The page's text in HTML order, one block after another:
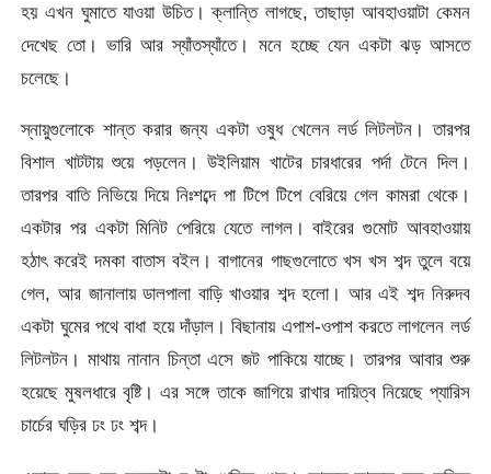
হয় এখন ঘুমাতে যাওয়া উচিত। ক্লান্তি লাগছে, তাছাড়া আবহাওয়াটা কেমন
দেখেছ তো। ভারি আর স্যাঁতস্যাঁতে। মনে হচ্ছে যেন একটা ঝড় আসতে
চলেছে।
স্নায়ুগুলোকে শান্ত করার জন্য একটা ওষুধ খেলেন লর্ড লিটলটন। তারপর
বিশাল খাটটায় শুয়ে পড়লেন। উইলিয়াম খাটের চারধারের পর্দা টেনে দিল।
তারপর বাতি নিভিয়ে দিয়ে নিঃশব্দে পা টিপে টিপে বেরিয়ে গেল কামরা থেকে।
একটার পর একটা মিনিট পেরিয়ে যেতে লাগল। বাইরের গুমোট আবহাওয়ায়
হঠাৎ করেই দমকা বাতাস বইল। বাগানের গাছগুলোতে খস খস শব্দ তুলে বয়ে
গেল, আর জানালায় ডালপালা বাড়ি খাওয়ার শব্দ হলো। আর এই শব্দ নিরুদব
একটা ঘুমের পথে বাধা হয়ে দাঁড়াল। বিছানায় এপাশ-ওপাশ করতে লাগলেন লর্ড
লিটলটন। মাথায় নানান চিন্তা এসে জট পাকিয়ে যাচ্ছে। তারপর আবার শুরু
হয়েছে মুষলধারে বৃষ্টি। এর সঙ্গে তাকে জাগিয়ে রাখার দায়িত্ব নিয়েছে প্যারিস
চার্চের ঘড়ির ঢং ঢং শব্দ।